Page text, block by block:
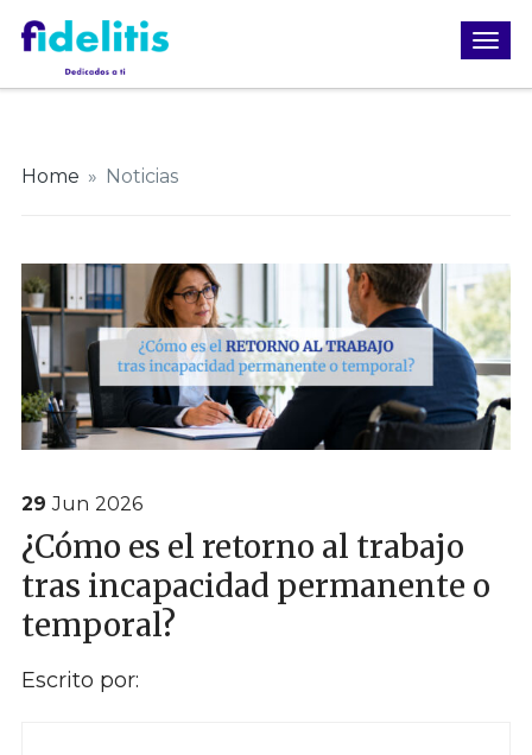
Home » Noticias
29 Jun 2026
¿Cómo es el retorno al trabajo
tras incapacidad permanente o
temporal?
Escrito por: